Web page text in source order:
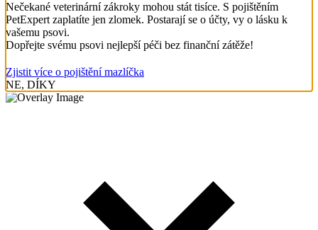
Nečekané veterinární zákroky mohou stát tisíce. S pojištěním
PetExpert zaplatíte jen zlomek. Postarají se o účty, vy o lásku k
vašemu psovi.
Dopřejte svému psovi nejlepší péči bez finanční zátěže!
Zjistit více o pojištění mazlíčka
NE, DÍKY